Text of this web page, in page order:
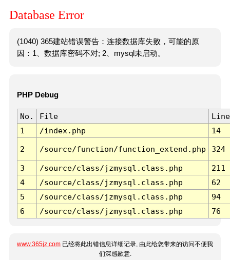
Database Error
(1040) 365建站错误警告：连接数据库失败，可能的原
因：1、数据库密码不对; 2、mysql未启动。
PHP Debug
No. File
Line
1
/index.php 14
2 /source/function/function_extend.php 324
3 /source/class/jzmysql.class.php
211
4
/source/class/jzmysql.class.php
62
5
/source/class/jzmysql.class.php
94
6
/source/class/jzmysql.class.php 76
www.365jz.com 已经将此出错信息详细记录, 由此给您带来的访问不便我
们深感歉意.